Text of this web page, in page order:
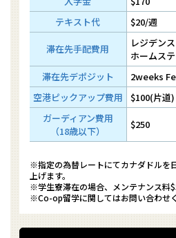
テキスト代
$20/週
滞在先手配費用
レジデン
ホームス
滞在先デポジット
2weeks
空港ピックアップ費用
$100(片道)
ガーディアン費用
（18歳以下）
$250
※指定の為替レートにてカナダドルを
上げます。
※学生寮滞在の場合、メンテナンス料
※Co-op留学に関してはお問い合わせく